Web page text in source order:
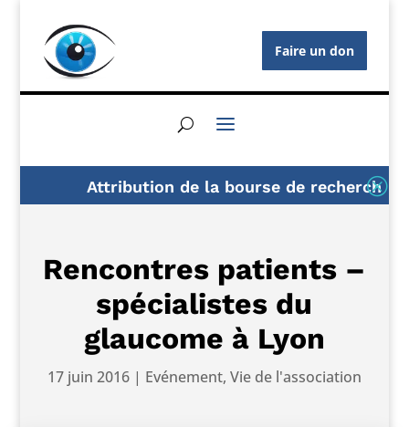
Faire un don
Attribution de la bourse de rechercheQ
Rencontres patients –
spécialistes du
glaucome à Lyon
17 juin 2016| Evénement, Vie de l'association